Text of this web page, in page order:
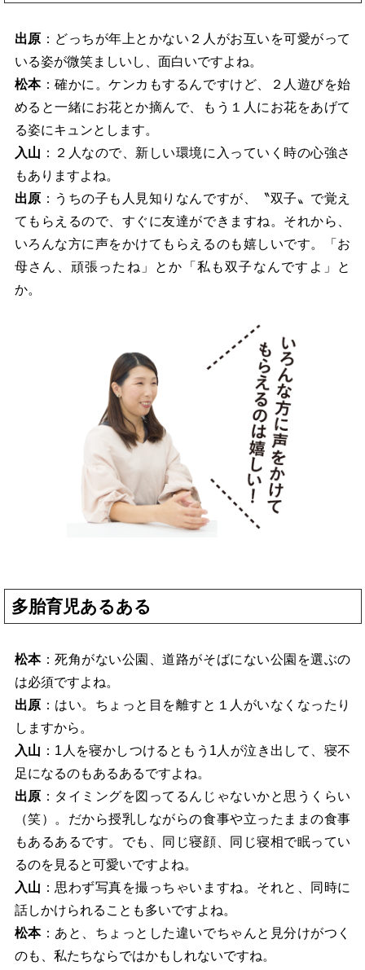
出原 ：どっちが年上とかない２人がお互いを可愛がって
いる姿が微笑ましいし、面白いですよね。
松本：確かに。ケンカもするんですけど、２人遊びを始
めると一緒にお花とか摘んで、もう１人にお花をあげて
る姿にキュンとします。
入山 ：２人なので、新しい環境に入っていく時の心強さ
もありますよね。
出原 ：うちの子も人見知りなんですが、〝双子〟で覚え
てもらえるので、すぐに友達ができますね。それから、
いろんな方に声をかけてもらえるのも嬉しいです。「お
母さん、頑張ったね」とか「私も双子なんですよ」と
か。
多胎育児あるある
松本：死角がない公園、道路がそばにない公園を選ぶの
は必須ですよね。
出原 ：はい。ちょっと目を離すと１人がいなくなったり
しますから。
入山 ：1人を寝かしつけるともう1人が泣き出して、寝不
足になるのもあるあるですよね。
出原 ：タイミングを図ってるんじゃないかと思うくらい
（笑）。だから授乳しながらの食事や立ったままの食事
もあるあるです。でも、同じ寝顔、同じ寝相で眠ってい
るのを見ると可愛いですよね。
入山 ：思わず写真を撮っちゃいますね。それと、同時に
話しかけられることも多いですよね。
松本：あと、ちょっとした違いでちゃんと見分けがつく
のも、私たちならではかもしれないですね。